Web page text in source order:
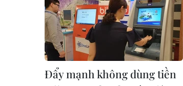
Đẩy mạnh không dùng tiền